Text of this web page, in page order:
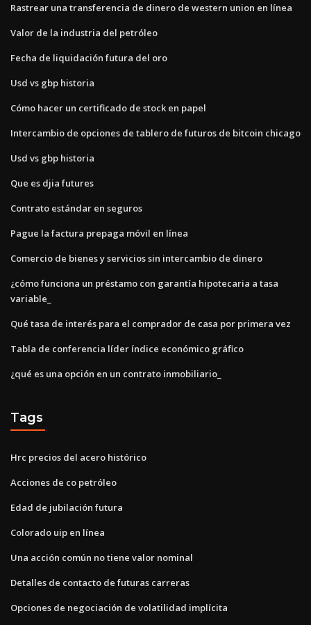
Rastrear una transferencia de dinero de western union en línea
Valor de la industria del petróleo
Fecha de liquidación futura del oro
Usd vs gbp historia
Cómo hacer un certificado de stock en papel
Intercambio de opciones de tablero de futuros de bitcoin chicago
Usd vs gbp historia
Que es djia futures
Contrato estándar en seguros
Pague la factura prepaga móvil en línea
Comercio de bienes y servicios sin intercambio de dinero
¿cómo funciona un préstamo con garantía hipotecaria a tasa
variable_
Qué tasa de interés para el comprador de casa por primera vez
Tabla de conferencia líder índice económico gráfico
¿qué es una opción en un contrato inmobiliario_
Tags
Hrc precios del acero histórico
Acciones de co petróleo
Edad de jubilación futura
Colorado uip en línea
Una acción común no tiene valor nominal
Detalles de contacto de futuras carreras
Opciones de negociación de volatilidad implícita